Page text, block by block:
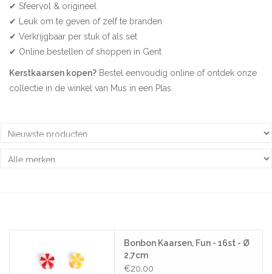
✔ Sfeervol & origineel
✔ Leuk om te geven of zelf te branden
✔ Verkrijgbaar per stuk of als set
✔ Online bestellen of shoppen in Gent
Kerstkaarsen kopen? Bestel eenvoudig online of ontdek onze
collectie in de winkel van Mus in een Plas.
Bonbon Kaarsen, Fun - 16st - Ø
2,7cm
€20,00